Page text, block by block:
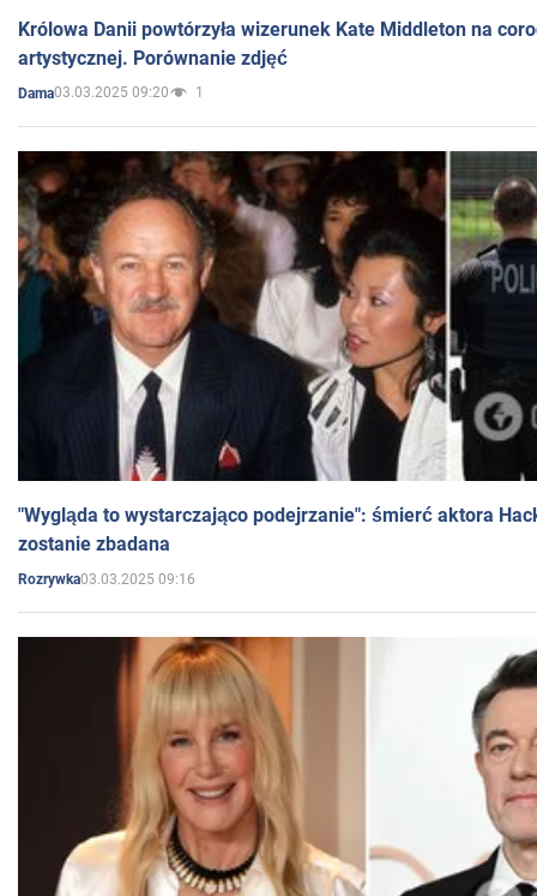
Królowa Danii powtórzyła wizerunek Kate Middleton na
artystycznej. Porównanie zdjęć
Dama03.03.2025 09:20 1
"Wygląda to wystarczająco podejrzanie": śmierć aktora
zostanie zbadana
Rozrywka03.03.2025 09:16